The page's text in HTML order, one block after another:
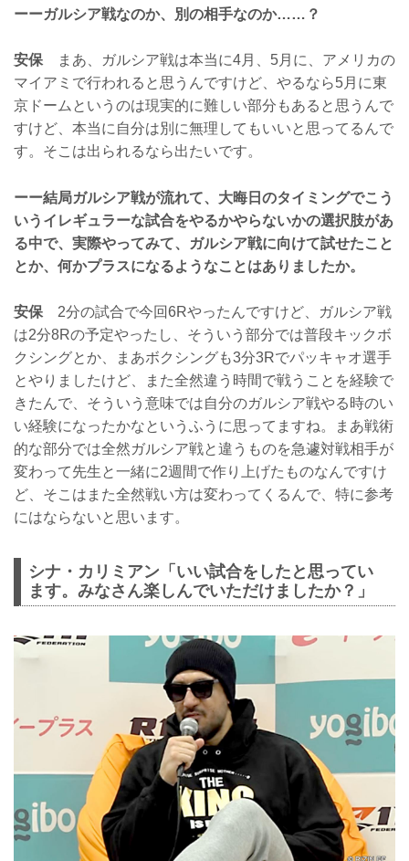
ーーガルシア戦なのか、別の相手なのか……？
安保 まあ、ガルシア戦は本当に4月、5月に、アメリカの
マイアミで行われると思うんですけど、やるなら5月に東
京ドームというのは現実的に難しい部分もあると思うんで
すけど、本当に自分は別に無理してもいいと思ってるんで
す。そこは出られるなら出たいです。
ーー結局ガルシア戦が流れて、大晦日のタイミングでこう
いうイレギュラーな試合をやるかやらないかの選択肢があ
る中で、実際やってみて、ガルシア戦に向けて試せたこと
とか、何かプラスになるようなことはありましたか。
安保2分の試合で今回6Rやったんですけど、ガルシア戦
は2分8Rの予定やったし、そういう部分では普段キックボ
クシングとか、まあボクシングも3分3Rでパッキャオ選手
とやりましたけど、また全然違う時間で戦うことを経験で
きたんで、そういう意味では自分のガルシア戦やる時のい
い経験になったかなというふうに思ってますね。まあ戦術
的な部分では全然ガルシア戦と違うものを急遽対戦相手が
変わって先生と一緒に2週間で作り上げたものなんですけ
ど、そこはまた全然戦い方は変わってくるんで、特に参考
にはならないと思います。
シナ・カリミアン「いい試合をしたと思ってい
ます。みなさん楽しんでいただけましたか？」